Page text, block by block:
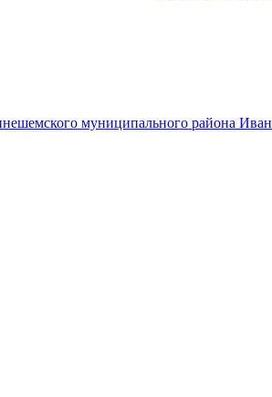
муниципального района